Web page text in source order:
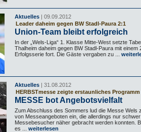
Aktuelles | 09.09.2012
Leader daheim gegen BW Stadl-Paura 2:1
Union-Team bleibt erfolgreich
In der „Wels-Liga“ 1. Klasse Mitte-West setzte
Thalheim daheim gegen BW Stadl-Paura mit einem
Erfolgsserie fort. Die Gäste vergaben zu ...
Aktuelles | 31.08.2012
HERBSTmesse zeigte erstaunliches Programm
MESSE bot Angebotsvielfalt
Zum Abschluss des Sommers lud die Messe Wels
von Messeangeboten ein, die allerdings nur
Messebesucher näher gebracht werden konnten.
es ...
weiterlesen